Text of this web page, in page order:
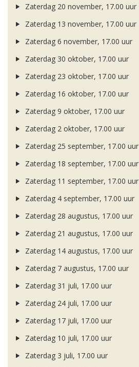
Zaterdag 20 november, 17.00 uur
Zaterdag 13 november, 17.00 uur
Zaterdag 6 november, 17.00 uur
Zaterdag 30 oktober, 17.00 uur
Zaterdag 23 oktober, 17.00 uur
Zaterdag 16 oktober, 17.00 uur
Zaterdag 9 oktober, 17.00 uur
Zaterdag 2 oktober, 17.00 uur
Zaterdag 25 september, 17.00 uur
Zaterdag 18 september, 17.00 uur
Zaterdag 11 september, 17.00 uur
Zaterdag 4 september, 17.00 uur
Zaterdag 28 augustus, 17.00 uur
Zaterdag 21 augustus, 17.00 uur
Zaterdag 14 augustus, 17.00 uur
Zaterdag 7 augustus, 17.00 uur
Zaterdag 31 juli, 17.00 uur
Zaterdag 24 juli, 17.00 uur
Zaterdag 17 juli, 17.00 uur
Zaterdag 10 juli, 17.00 uur
Zaterdag 3 juli, 17.00 uur